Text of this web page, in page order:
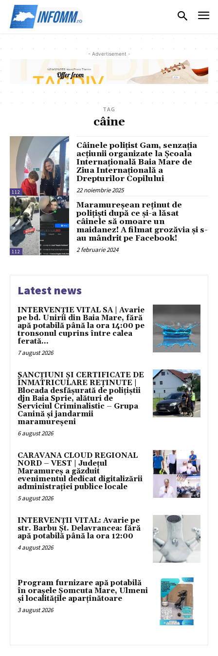
- Advertisement -
TAG
câine
112
Câinele polițist Gam, senzația
acțiunii organizate la Școala
Internațională Baia Mare de
Ziua Internațională a
Drepturilor Copilului
22 noiembrie 2025
112
Maramureșean reținut de
polițiști după ce și-a lăsat
câinele să omoare un
maidanez! A filmat grozăvia și s-
au mândrit pe Facebook!
2 februarie 2024
Latest news
INTERVENȚIE VITAL SA | Avarie
pe bd. Unirii din Baia Mare, fără
apă potabilă până la ora 14:00 pe
tronsonul cuprins între calea
ferată...
7 august 2026
SANCȚIUNI ȘI CERTIFICATE DE
ÎNMATRICULARE REȚINUTE |
Blocada desfășurată de polițiștii
djn Baia Sprie, alături de
Serviciul Criminalistic – Grupa
Canină și jandarmii
maramureșeni
6 august 2026
CARAVANA CLOUD REGIONAL
NORD – VEST | Județul
Maramureș a găzduit
evenimentul dedicat digitalizării
administrației publice locale
5 august 2026
INTERVENȚII VITAL: Avarie pe
str. Barbu Șt. Delavrancea: fără
apă potabilă până la ora 12:00
4 august 2026
Program furnizare apă potabilă
în orașele Șomcuta Mare, Ulmeni
și localitățile aparținătoare
3 august 2026